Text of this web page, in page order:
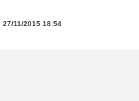
27/11/2015 18:54